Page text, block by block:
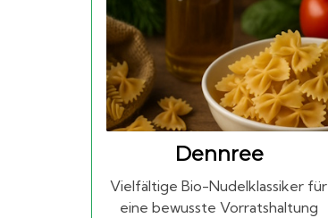
Dennree
Vielfältige Bio-Nudelklassiker für
eine bewusste Vorratshaltung